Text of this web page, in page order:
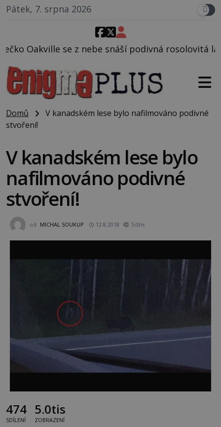
Pátek, 7. srpna 2026
snáší podivná rosolovitá látka neznámého
Domů
V kanadském lese bylo nafilmováno podivné
stvoření!
V kanadském lese bylo
nafilmováno podivné
stvoření!
od MICHAL SOUKUP 12.8.2018 5.0tis
474
SDÍLENÍ
5.0tis
ZOBRAZENÍ